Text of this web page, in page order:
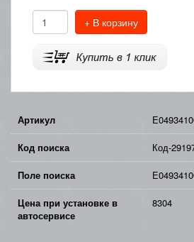
+ В корзину
Артикул
Код поиска Код-
Поле поиска
Цена при установке в
автосервисе
8304